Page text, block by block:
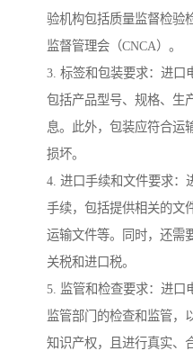
验机构包括质量监督检验
监督管理会（CNCA）。
3. 标签和包装要求：进口
包括产品型号、规格、生
息。此外，包装应符合运
损坏。
4. 进口手续和文件要求：
手续，包括提供相关的文
运输文件等。同时，还需
关税和进口税。
5. 监管和检查要求：进口
监管部门的检查和监管，
知识产权，且进行真实、